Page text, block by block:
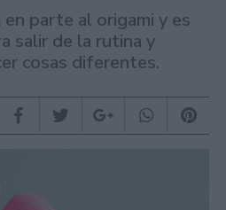
parte al origami y es
salir de la rutina y
cosas diferentes.